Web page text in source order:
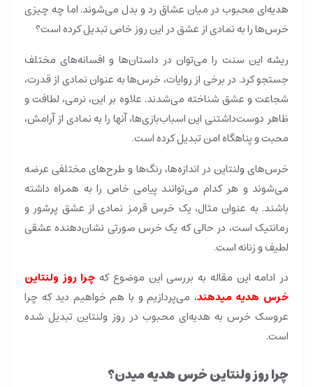
هدیه‌ای محبوب در میان عشاق رد و بدل می‌شوند. اما چه چیزی
خرس‌ها را به نمادی از عشق در این روز خاص تبدیل کرده است؟
ریشه این سنت را می‌توان در داستان‌ها و افسانه‌های مختلف
جستجو کرد. در برخی از روایات، خرس‌ها به عنوان نمادی از قدرت،
شجاعت و عشق شناخته می‌شدند. علاوه بر این، نرمی، لطافت و
ظاهر دوست‌داشتنی این اسباب‌بازی‌ها، آنها را به نمادی از آرامش،
محبت و پناهگاه امن تبدیل کرده است.
خرس‌های ولنتاین در اندازه‌ها، رنگ‌ها و طرح‌های مختلفی عرضه
می‌شوند و هر کدام می‌توانند پیامی خاص را به همراه داشته
باشند. به عنوان مثال، یک خرس قرمز نمادی از عشق پرشور و
رمانتیک است، در حالی که یک خرس صورتی نشان‌دهنده عشقی
لطیف و زنانه است.
در ادامه این مقاله به بررسی این موضوع که چرا روز ولنتاین
خرس هدیه میدهند، می‌پردازیم و با هم خواهیم دید که چرا
عروسک خرس به هدیه‌ای محبوب در روز ولنتاین تبدیل شده
است.
چرا روز ولنتاین خرس هدیه میدن؟